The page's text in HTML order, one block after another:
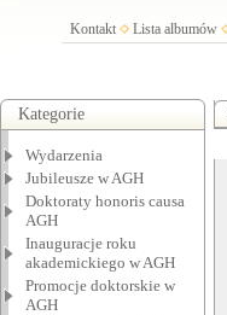
Kontakt Lista albumów
Kategorie
Wydarzenia
Jubileusze w AGH
Doktoraty honoris causa
AGH
Inauguracje roku
akademickiego w AGH
Promocje doktorskie w
AGH